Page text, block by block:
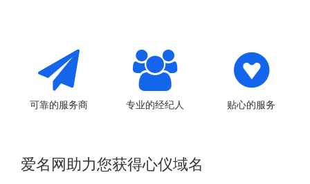
可靠的服务商 专业的经纪人 贴心的服务
爱名网助力您获得心仪域名